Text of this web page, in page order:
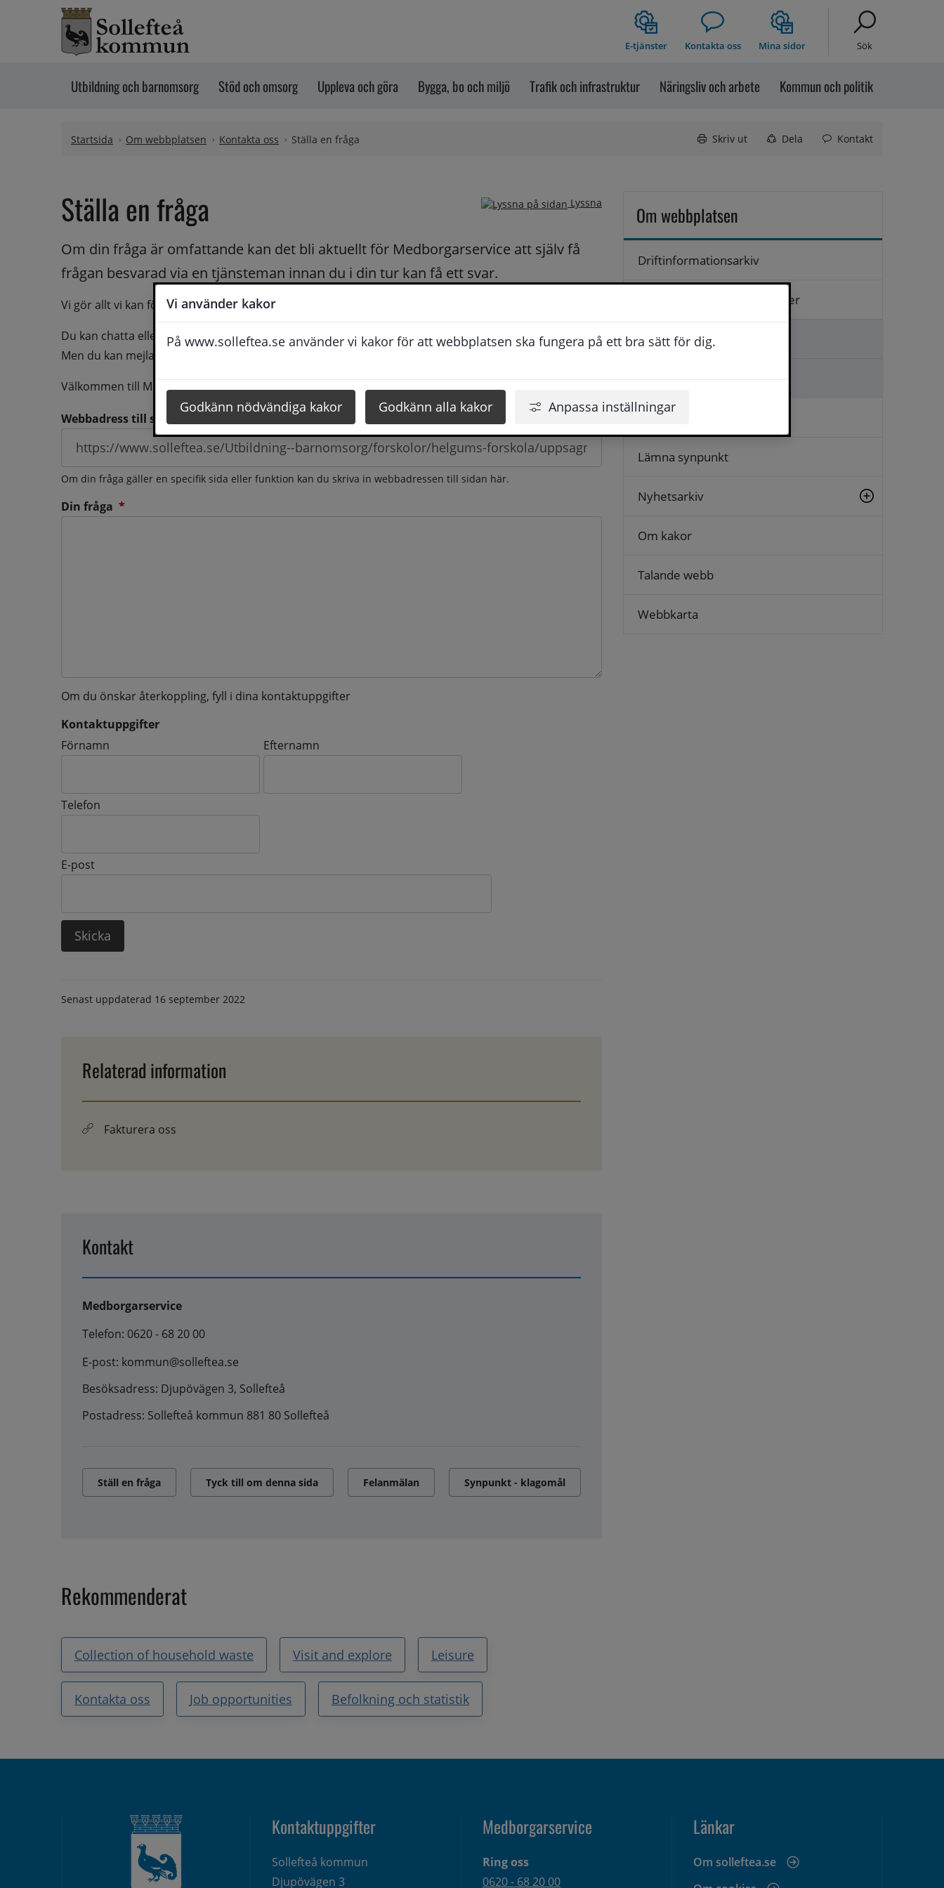
Vi använder kakor
På www.solleftea.se använder vi kakor för att webbplatsen ska fungera på ett bra sätt för dig.
Godkänn nödvändiga kakor Godkänn alla kakor Anpassa inställningar
Hoppa till innehåll
E-tjänster Kontakta oss Mina sidor Sök
Utbildning och barnomsorg Stöd och omsorg Uppleva och göra Bygga, bo och miljö Trafik och infrastruktur Näringsliv och arbete Kommun och politik
Startsida Om webbplatsen Kontakta oss Ställa en fråga Skriv ut Dela Kontakt
Lyssna
Ställa en fråga
Om din fråga är omfattande kan det bli aktuellt för Medborgarservice att själv få
frågan besvarad via en tjänsteman innan du i din tur kan få ett svar.
Vi gör allt vi kan för att du ska få hjälp och svar på dina frågor fortast möjligt.
Du kan chatta eller ringa oss med din fråga så besvarar vi dig så snabbt som möjligt under arbetstid.
Men du kan mejla oss din fråga dygnt runt och du få svaret inom 2 - 4 arbetsdagar.
Välkommen till Medborgarservice!
Webbadress till sidan som frågan berör
Om din fråga gäller en specifik sida eller funktion kan du skriva in webbadressen till sidan här.
Din fråga *
Om du önskar återkoppling, fyll i dina kontaktuppgifter
Kontaktuppgifter
Kontaktuppgifter
Förnamn Efternamn
Telefon
E-post
Senast uppdaterad 16 september 2022
Relaterad information
Fakturera oss
Kontakt
Medborgarservice
Telefon: 0620 - 68 20 00
E-post: kommun@solleftea.se
Besöksadress: Djupövägen 3, Sollefteå
Postadress: Sollefteå kommun 881 80 Sollefteå
Ställ en fråga Tyck till om denna sida Felanmälan Synpunkt - klagomål
Rekommenderat
Collection of household waste Visit and explore Leisure
Kontakta oss Job opportunities Befolkning och statistik
Om webbplatsen
Driftinformationsarkiv
Hantering av personuppgifter
Kontakta oss
Ställa en fråga
Logga in
Lämna synpunkt
Nyhetsarkiv
Om kakor
Talande webb
Webbkarta
Kontaktuppgifter
Sollefteå kommun
Djupövägen 3
Medborgarservice
Ring oss
0620 - 68 20 00
Länkar
Om solleftea.se